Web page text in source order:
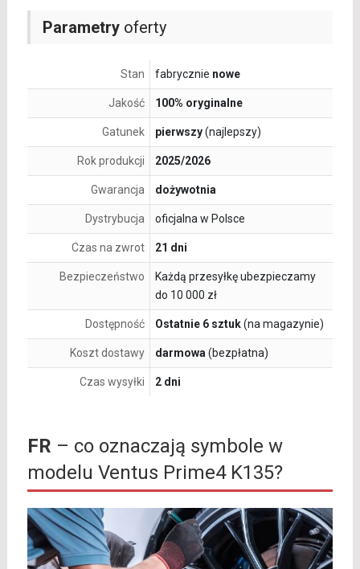
Parametryoferty
Stan fabrycznie nowe
Jakość 100% oryginalne
Gatunek pierwszy(najlepszy)
Rok produkcji 2025/2026
Gwarancja dożywotnia
Dystrybucja oficjalna w Polsce
Czas na zwrot 21 dni
Bezpieczeństwo
Każdą przesyłkę ubezpieczamy
do 10 000 zł
Dostępność Ostatnie 6 sztuk(na magazynie)
Koszt dostawy darmowa (bezpłatna)
Czas wysyłki 2 dni
FR – co oznaczają symbole w
modelu Ventus Prime4 K135?